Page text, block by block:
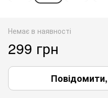
Немає в наявності
299 грн